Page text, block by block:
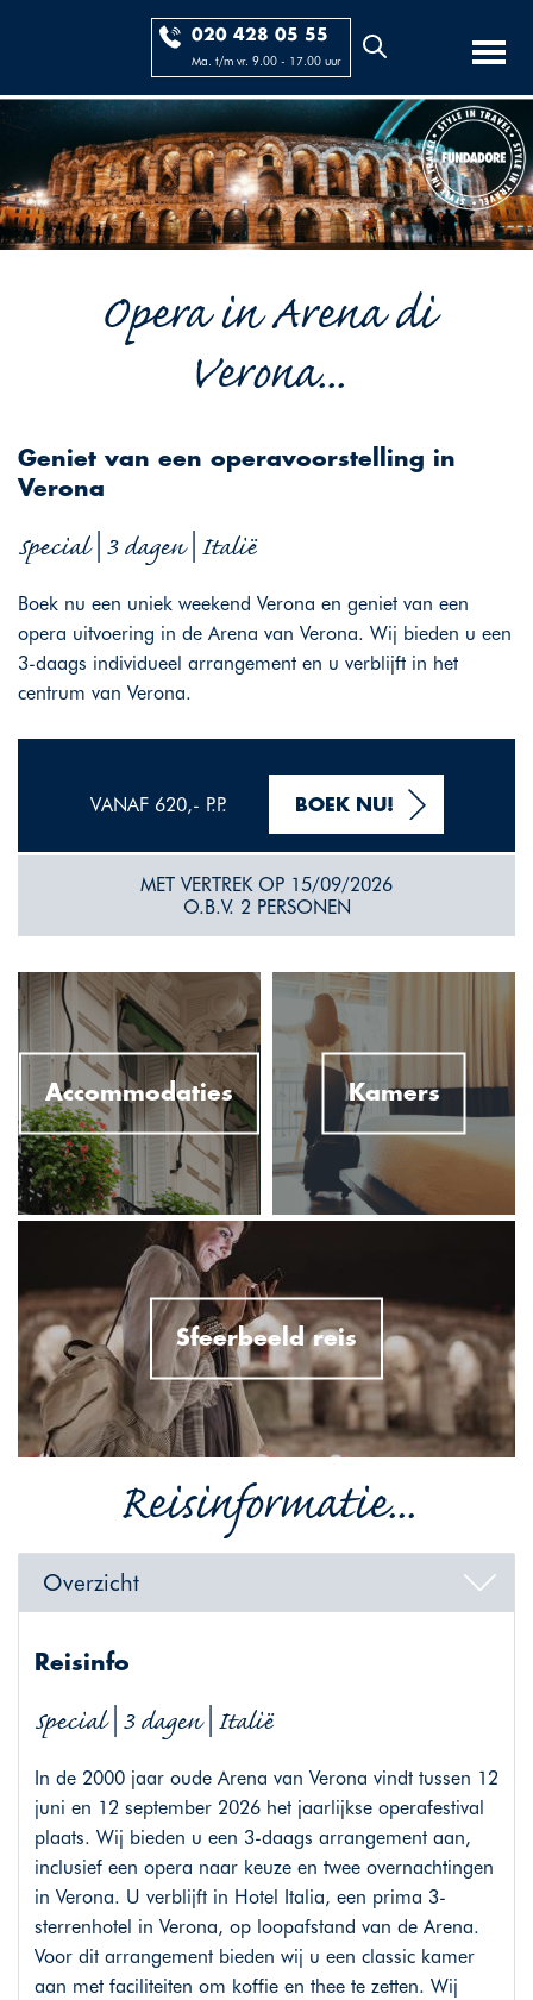
020 428 05 55
Ma. t/m vr. 9.00 - 17.00 uur
Opera in Arena di
Verona...
Geniet van een operavoorstelling in
Verona
Special | 3 dagen | Italië
Boek nu een uniek weekend Verona en geniet van een
opera uitvoering in de Arena van Verona. Wij bieden u een
3-daags individueel arrangement en u verblijft in het
centrum van Verona.
VANAF 620,- P.P. BOEK NU!
MET VERTREK OP 15/09/2026
O.B.V. 2 PERSONEN
Accommodaties Kamers
Sfeerbeeld reis
Reisinformatie...
Overzicht
Reisinfo
Special | 3 dagen | Italië
In de 2000 jaar oude Arena van Verona vindt tussen 12
juni en 12 september 2026 het jaarlijkse operafestival
plaats. Wij bieden u een 3-daags arrangement aan,
inclusief een opera naar keuze en twee overnachtingen
in Verona. U verblijft in Hotel Italia, een prima 3-
sterrenhotel in Verona, op loopafstand van de Arena.
Voor dit arrangement bieden wij u een classic kamer
aan met faciliteiten om koffie en thee te zetten. Wij